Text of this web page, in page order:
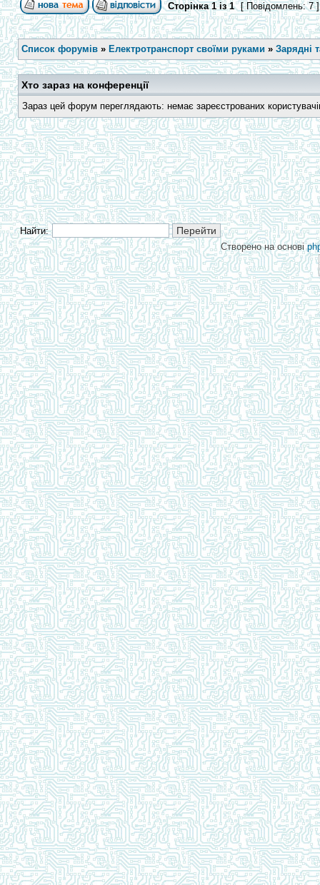
Сторінка1із1 [ Повідомлень: 7
Список форумів » Електротранспорт своїми руками » Зарядні
Хто зараз на конференції
Зараз цей форум переглядають: немає зареєстрованих
Найти:
Створено на основі